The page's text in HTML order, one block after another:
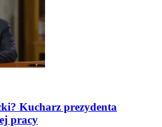
Kucharz prezydenta
pracy